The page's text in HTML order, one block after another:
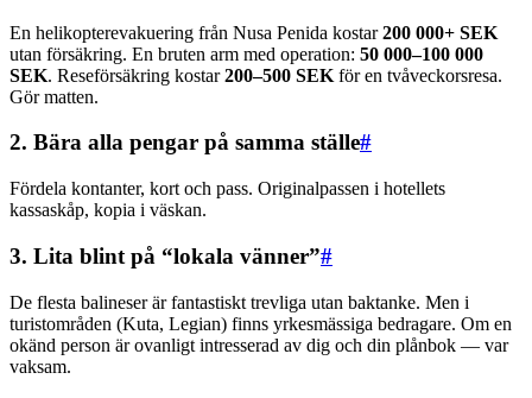
En helikopterevakuering från Nusa Penida kostar200 000+ SEK
utan försäkring. En bruten arm med operation: 50 000–100 000
SEK. Reseförsäkring kostar200–500 SEK för en tvåveckorsresa.
Gör matten.
2. Bära alla pengar på samma ställe#
Fördela kontanter, kort och pass. Originalpassen i hotellets
kassaskåp, kopia i väskan.
3. Lita blint på “lokala vänner”#
De flesta balineser är fantastiskt trevliga utan baktanke. Men i
turistområden (Kuta, Legian) finns yrkesmässiga bedragare. Om en
okänd person är ovanligt intresserad av dig och din plånbok — var
vaksam.